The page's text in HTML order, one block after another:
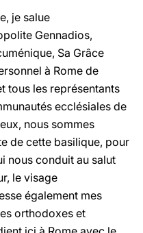
je salue
Gennadios,
Sa Grâce
à Rome de
tous les représentants
ecclésiales de
nous sommes
de cette basilique, pour
nous conduit au salut
le visage
également mes
orthodoxes et